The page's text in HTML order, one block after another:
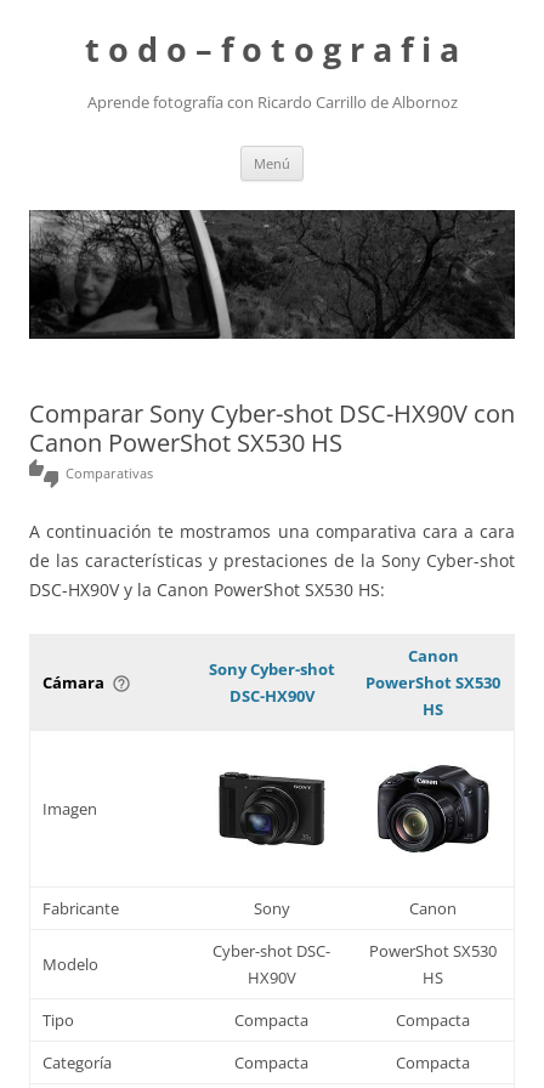
t o d o – f o t o g r a f i a
Aprende fotografía con Ricardo Carrillo de Albornoz
Menú
Comparar Sony Cyber-shot DSC-HX90V con
Canon PowerShot SX530 HS
thumbs_up_down Comparativas
A continuación te mostramos una comparativa cara a cara
de las características y prestaciones de la Sony Cyber-shot
DSC-HX90V y la Canon PowerShot SX530 HS:
Cámara help_outline
Sony Cyber-shot
DSC-HX90V
Canon
PowerShot SX530
HS
Imagen
Fabricante Sony Canon
Modelo
Cyber-shot DSC-
HX90V
PowerShot SX530
HS
Tipo
Compacta
Compacta
Categoría
Compacta Compacta